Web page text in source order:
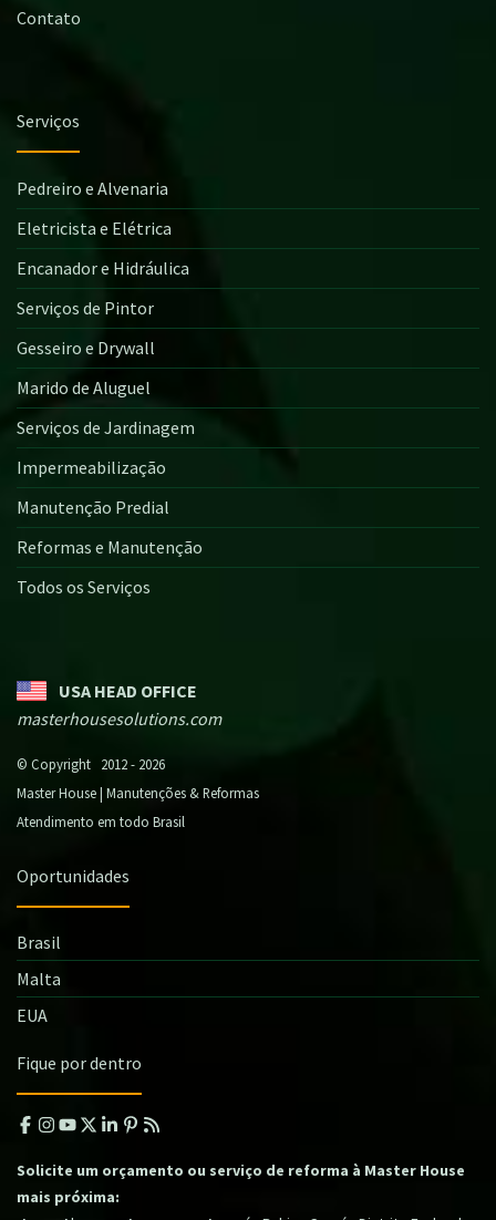
Contato
Serviços
Pedreiro e Alvenaria
Eletricista e Elétrica
Encanador e Hidráulica
Serviços de Pintor
Gesseiro e Drywall
Marido de Aluguel
Serviços de Jardinagem
Impermeabilização
Manutenção Predial
Reformas e Manutenção
Todos os Serviços
USA HEAD OFFICE
masterhousesolutions.com
© Copyright 2012 - 2026
Master House | Manutenções & Reformas
Atendimento em todo Brasil
Oportunidades
Brasil
Malta
EUA
Fique por dentro
Solicite um orçamento ou serviço de reforma à Master House
mais próxima: